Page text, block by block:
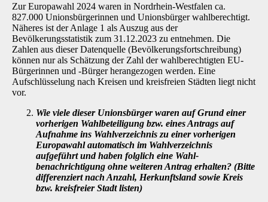
Zur Europawahl 2024 waren in Nordrhein-Westfalen ca.
827.000 Unionsbürgerinnen und Uni­onsbürger wahlberechtigt.
Näheres ist der Anlage 1 als Auszug aus der
Bevölkerungsstatistik zum 31.12.2023 zu entnehmen. Die
Zahlen aus dieser Datenquelle (Bevölkerungsfortschrei­bung)
können nur als Schätzung der Zahl der wahlberechtigten EU-
Bürgerinnen und -Bürger herangezogen werden. Eine
Aufschlüsselung nach Kreisen und kreisfreien Städten liegt nicht
vor.
Wie viele dieser Unionsbürger waren auf Grund einer
vorherigen Wahlbeteiligung bzw. eines Antrags auf
Aufnahme ins Wahlverzeichnis zu einer vorherigen
Euro­pawahl automatisch im Wahlverzeichnis
aufgeführt und haben folglich eine Wahl­
benachrichtigung ohne weiteren Antrag erhalten? (Bitte
differenziert nach Anzahl, Herkunftsland sowie Kreis
bzw. kreisfreier Stadt listen)